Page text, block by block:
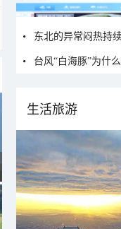
东北的异常闷热持
台风“白海豚”为什
生活旅游